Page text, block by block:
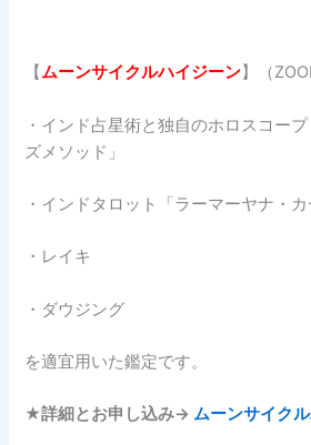
【 ムーンサイクルハイジーン】（
・インド占星術と独自のホロスコー
ズメソッド」
・インドタロット「ラーマーヤナ・カ
・レイキ
・ダウジング
を適宜用いた鑑定です。
★詳細とお申し込み→ ムーンサイク